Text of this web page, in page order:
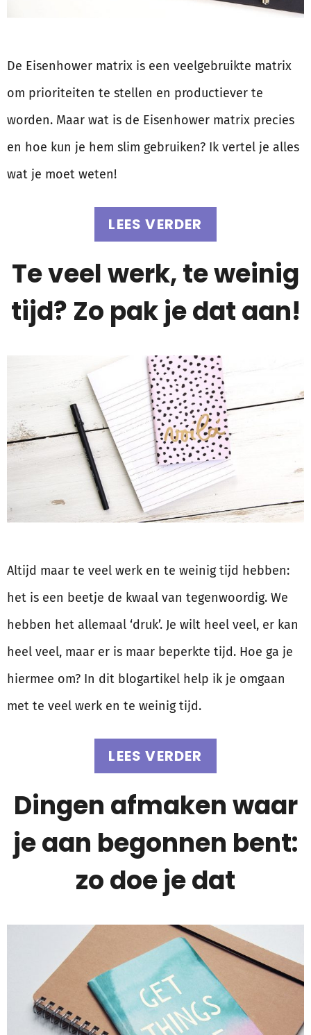
De Eisenhower matrix is een veelgebruikte matrix
om prioriteiten te stellen en productiever te
worden. Maar wat is de Eisenhower matrix precies
en hoe kun je hem slim gebruiken? Ik vertel je alles
wat je moet weten!
LEES VERDER
Te veel werk, te weinig
tijd? Zo pak je dat aan!
Altijd maar te veel werk en te weinig tijd hebben:
het is een beetje de kwaal van tegenwoordig. We
hebben het allemaal ‘druk’. Je wilt heel veel, er kan
heel veel, maar er is maar beperkte tijd. Hoe ga je
hiermee om? In dit blogartikel help ik je omgaan
met te veel werk en te weinig tijd.
LEES VERDER
Dingen afmaken waar
je aan begonnen bent:
zo doe je dat